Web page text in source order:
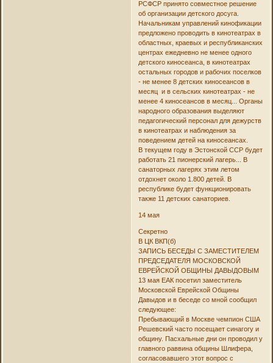
РСФСР принято совместное решение
об организации детского досуга.
Начальникам управлений кинофикации
предложено проводить в кинотеатрах в
областных, краевых и республиканских
центрах ежедневно не менее одного
детского киносеанса, в кинотеатрах
остальных городов и рабочих поселков
- не менее 8 детских киносеансов в
месяц и в сельских кинотеатрах - не
менее 4 киносеансов в месяц... Органы
народного образования выделяют
педагогический персонал для дежурств
в кинотеатрах и наблюдения за
поведением детей на киносеансах.
В текущем году в Эстонской ССР будет
работать 21 пионерский лагерь... В
санаторных лагерях этим летом
отдохнет около 1.800 детей. В
республике будет функционировать
также 11 детских санаториев.
14 мая
Секретно
В ЦК ВКП(б)
ЗАПИСЬ БЕСЕДЫ С ЗАМЕСТИТЕЛЕМ
ПРЕДСЕДАТЕЛЯ МОСКОВСКОЙ
ЕВРЕЙСКОЙ ОБЩИНЫ ДАВЫДОВЫМ
13 мая ЕАК посетил заместитель
Московской Еврейской Общины
Давыдов и в беседе со мной сообщил
следующее:
Пребывающий в Москве чемпион США
Решевский часто посещает синагогу и
общину. Пасхальные дни он проводил у
главного раввина общины Шлифера,
согласовавшего этот вопрос с